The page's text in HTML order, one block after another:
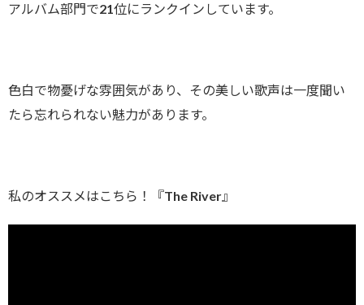
アルバム部門で21位にランクインしています。
色白で物憂げな雰囲気があり、その美しい歌声は一度聞い
たら忘れられない魅力があります。
私のオススメはこちら！『The River』